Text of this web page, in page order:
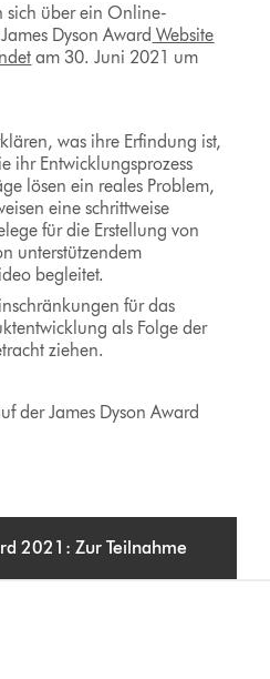
sich über ein Online-
Dyson Award Website
am 30. Juni 2021 um
was ihre Erfindung ist,
ihr Entwicklungsprozess
lösen ein reales Problem,
eine schrittweise
für die Erstellung von
unterstützendem
begleitet.
für das
als Folge der
ziehen.
der James Dyson Award
2021: Zur Teilnahme